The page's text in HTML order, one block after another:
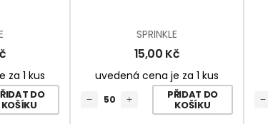
za 1 kus
DO
KOŠÍKU
SPRINKLE
15,00 Kč
uvedená cena je za 1 kus
PŘIDAT DO
KOŠÍKU